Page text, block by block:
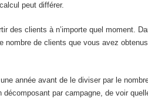
peut différer.
des clients à n’importe quel moment.
nombre de clients que vous avez
année avant de le diviser par le
par campagne, de voir